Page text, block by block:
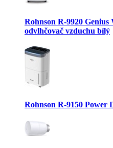
Rohnson R-9920
odvlhčovač vzduchu bílý
Rohnson R-9150 Power